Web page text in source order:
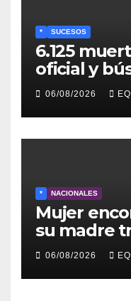
* SUCESOS
6.125
oficial y
cadáveres
escombros
06/08/2026
* NACIONALES
Mujer
su madre
búsqueda
06/08/2026